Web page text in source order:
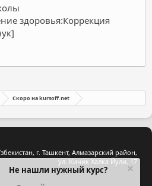
здоровья:Коррекция
Скоро на kursoff.net
г. Ташкент, Алмазарский район,
ул. Кичик Халка Йули, 17
Не нашли нужный курс?